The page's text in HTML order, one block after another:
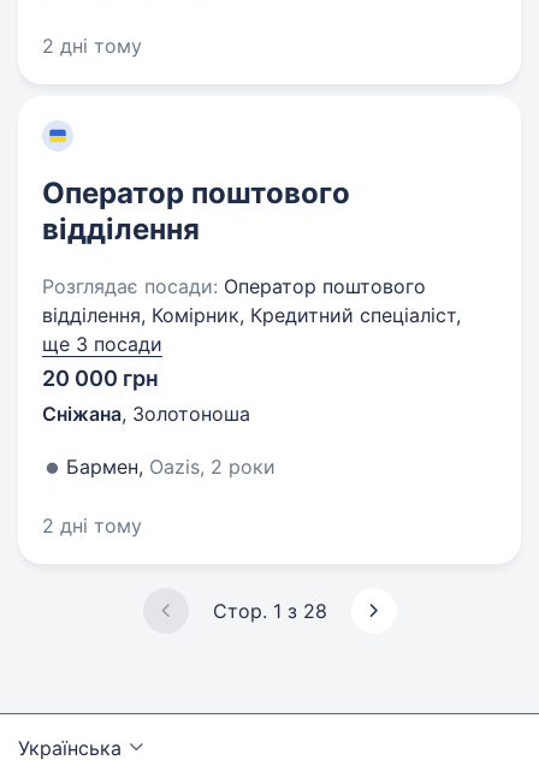
2 дні тому
Оператор поштового
відділення
Розглядає посади: Оператор поштового
відділення, Комірник, Кредитний спеціаліст,
ще 3 посади
20 000 грн
Сніжана, Золотоноша
Бармен, Oazis, 2 роки
2 дні тому
Стор. 1 з 28
Українська